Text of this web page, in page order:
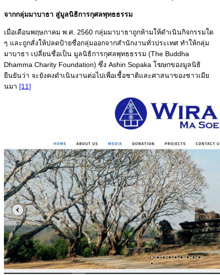
จากกลุ่มมาบาธา สู่มูลนิธิการกุศลพุทธธรรม
เมื่อเดือนพฤษภาคม พ.ศ. 2560 กลุ่มมาบาธาถูกห้ามให้ดำเนินกิจกรรมใด
ๆ และถูกสั่งให้ปลดป้ายชื่อกลุ่มออกจากสำนักงานทั่วประเทศ ทำให้กลุ่ม
มาบาธา เปลี่ยนชื่อเป็น มูลนิธิการกุศลพุทธธรรม (The Buddha
Dhamma Charity Foundation) ซึ่ง Ashin Sopaka โฆษกของมูลนิธิ
ยืนยันว่า จะยังคงดำเนินงานต่อไปเพื่อเชื้อชาติและศาสนาของชาวเมีย
นมา [11]